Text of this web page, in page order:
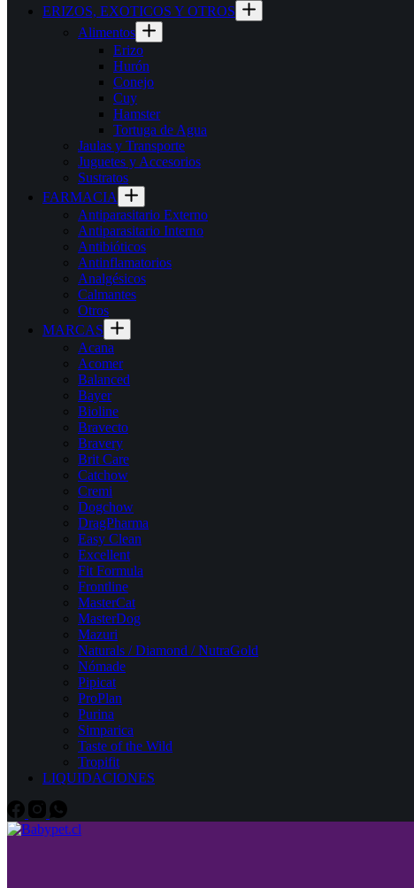
ERIZOS, EXOTICOS Y OTROS
Alimentos
Erizo
Hurón
Conejo
Cuy
Hamster
Tortuga de Agua
Jaulas y Transporte
Juguetes y Accesorios
Sustratos
FARMACIA
Antiparasitario Externo
Antiparasitario Interno
Antibióticos
Antinflamatorios
Analgésicos
Calmantes
Otros
MARCAS
Acana
Acomer
Balanced
Bayer
Bioline
Bravecto
Bravery
Brit Care
Catchow
Cremi
Dogchow
DragPharma
Easy Clean
Excellent
Fit Formula
Frontline
MasterCat
MasterDog
Mazuri
Naturals / Diamond / NutraGold
Nómade
Pipicat
ProPlan
Purina
Simparica
Taste of the Wild
Tropifit
LIQUIDACIONES